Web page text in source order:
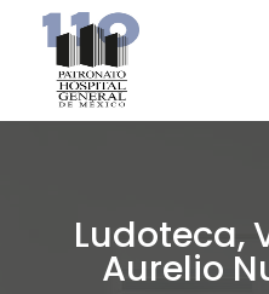
Ludoteca,
Aurelio